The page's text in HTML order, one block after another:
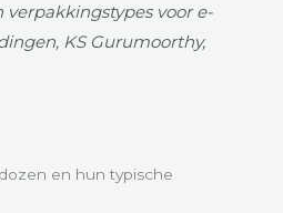
verpakkingstypes voor e-
KS Gurumoorthy,
en hun typische